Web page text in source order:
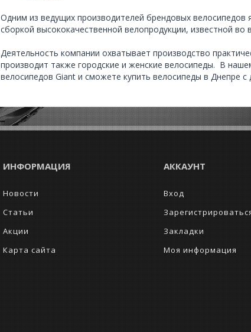
Одним из ведущих производителей брендовых велосипедов
сборкой высококачественной велопродукции, известной
Деятельность компании охватывает производство
производит также городские и женские велосипеды. В
велосипедов Giant и сможете купить велосипеды в Днепре с
ИНФОРМАЦИЯ
Новости
Статьи
Акции
Карта сайта
АККАУНТ
Вход
Закладки
Моя информация